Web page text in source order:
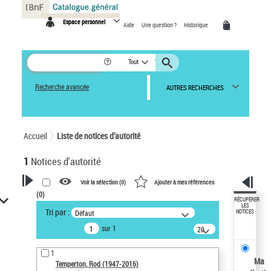
Espace personnel Aide Une question ? Historique
Tout
Recherche avancée AUTRES RECHERCHES
Accueil Liste de notices d’autorité
1 Notices d'autorité
VOTRE RECHERCHE
Recherche avancée dans les
notices d’autorité
Œuvres liées à l'auteur :
Temperton, Rod (1947-2016)
Voir la sélection (0) Ajouter à mes références
(0)
Tri par : Défaut
sur 1
20
résultats/page
1
Temperton, Rod (1947-2016)
RÉCUPÉRER
LES
NOTICES
Ma
Panneau de gestion des cookies